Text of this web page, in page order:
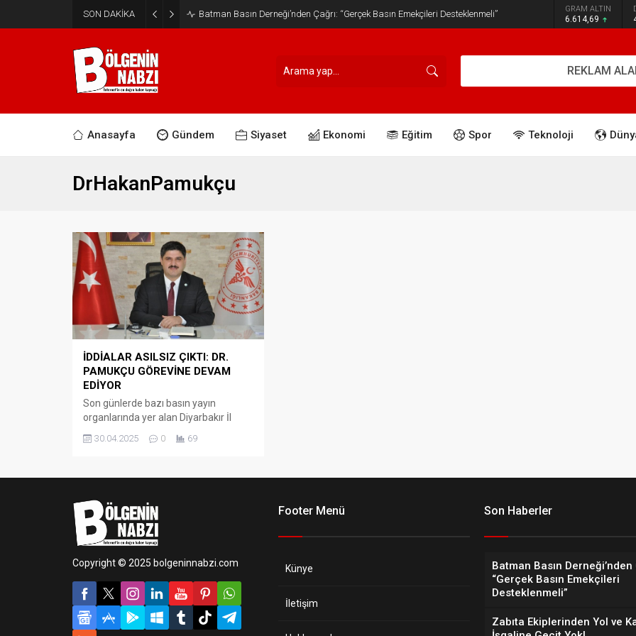
SON DAKİKA Batman Basın Derneği’nden Çağrı: “Gerçek Basın Emekçileri Desteklenmeli” GRAM ALTIN
6.614,69
REKLAM
Anasayfa Gündem Siyaset Ekonomi Eğitim Spor Teknoloji
DrHakanPamukçu
İDDİALAR ASILSIZ ÇIKTI: DR.
PAMUKÇU GÖREVİNE DEVAM
EDİYOR
Son günlerde bazı basın yayın
organlarında yer alan Diyarbakır İl
Sağlık Müdürü Dr. Hakan Pamukçu
hakkındaki haberlerin gerçeği
30.04.2025 0 69
Copyright © 2025 bolgeninnabzi.com
Footer Menü
Künye
İletişim
Son Haberler
Batman Basın Derneği’nden
“Gerçek Basın Emekçileri
Desteklenmeli”
Zabıta Ekiplerinden Yol ve